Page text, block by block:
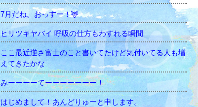
7月だね。おっすー！🦌
ヒリツキヤバイ 呼吸の仕方もわすれる瞬間
ここ最近逆さ富士のこと書いてたけど気付いてる人も増
えてきたかな
みーーーーてーーーーーーー！
はじめまして！あんどりゅーと申します。